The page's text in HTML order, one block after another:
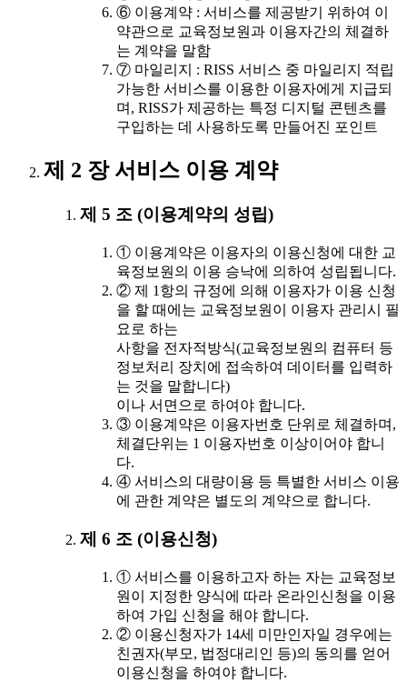
⑥ 이용계약 : 서비스를 제공받기 위하여 이
약관으로 교육정보원과 이용자간의 체결하
는 계약을 말함
⑦ 마일리지 : RISS 서비스 중 마일리지 적립
가능한 서비스를 이용한 이용자에게 지급되
며, RISS가 제공하는 특정 디지털 콘텐츠를
구입하는 데 사용하도록 만들어진 포인트
제 2 장 서비스 이용 계약
제 5 조 (이용계약의 성립)
① 이용계약은 이용자의 이용신청에 대한 교
육정보원의 이용 승낙에 의하여 성립됩니다.
② 제 1항의 규정에 의해 이용자가 이용 신청
을 할 때에는 교육정보원이 이용자 관리시 필
요로 하는
사항을 전자적방식(교육정보원의 컴퓨터 등
정보처리 장치에 접속하여 데이터를 입력하
는 것을 말합니다)
이나 서면으로 하여야 합니다.
③ 이용계약은 이용자번호 단위로 체결하며,
체결단위는 1 이용자번호 이상이어야 합니
다.
④ 서비스의 대량이용 등 특별한 서비스 이용
에 관한 계약은 별도의 계약으로 합니다.
제 6 조 (이용신청)
① 서비스를 이용하고자 하는 자는 교육정보
원이 지정한 양식에 따라 온라인신청을 이용
하여 가입 신청을 해야 합니다.
② 이용신청자가 14세 미만인자일 경우에는
친권자(부모, 법정대리인 등)의 동의를 얻어
이용신청을 하여야 합니다.